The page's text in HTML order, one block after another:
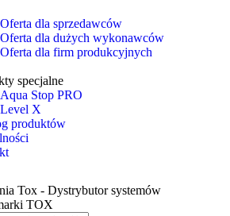
Oferta dla sprzedawców
Oferta dla dużych wykonawców
Oferta dla firm produkcyjnych
specjalne
Aqua Stop PRO
Level X
produktów